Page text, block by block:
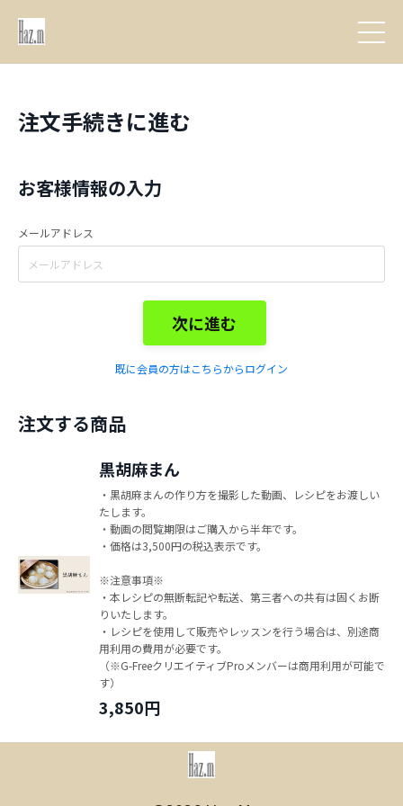
注文手続きに進む
お客様情報の入力
メールアドレス
次に進む
既に会員の方はこちらからログイン
注文する商品
黒胡麻まん
・黒胡麻まんの作り方を撮影した動画、レシピをお渡しい
たします。
・動画の閲覧期限はご購入から半年です。
・価格は3,500円の税込表示です。
※注意事項※
・本レシピの無断転記や転送、第三者への共有は固くお断
りいたします。
・レシピを使用して販売やレッスンを行う場合は、別途商
用利用の費用が必要です。
（※G-FreeクリエイティブProメンバーは商用利用が可能で
す）
3,850円